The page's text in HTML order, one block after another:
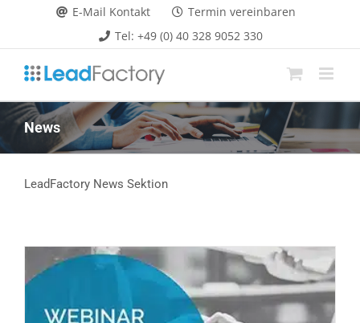
springen
E-Mail Kontakt
Termin vereinbaren
Tel: +49 (0) 40 328 9052 330
News
LeadFactory News Sektion